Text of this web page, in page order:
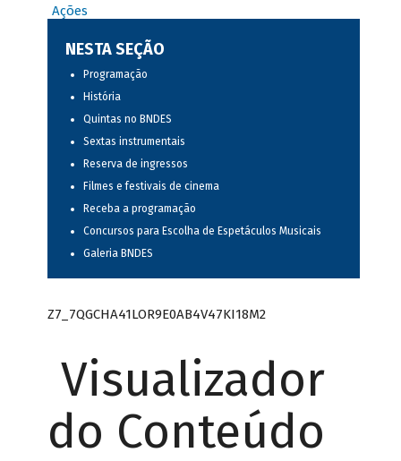
Ações
NESTA SEÇÃO
Programação
História
Quintas no BNDES
Sextas instrumentais
Reserva de ingressos
Filmes e festivais de cinema
Receba a programação
Concursos para Escolha de Espetáculos Musicais
Galeria BNDES
Z7_7QGCHA41LOR9E0AB4V47KI18M2
Visualizador
do Conteúdo